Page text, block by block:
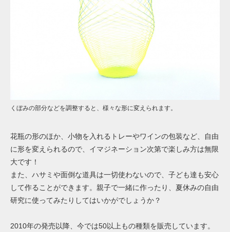
くぼみの部分などを調整すると、様々な形に変えられます。
花瓶の形のほか、小物を入れるトレーやワインの包装など、自由
に形を変えられるので、イマジネーション次第で楽しみ方は無限
大です！
また、ハサミや面倒な道具は一切使わないので、子ども達も安心
して作ることができます。親子で一緒に作ったり、夏休みの自由
研究に使ってみたりしてはいかがでしょうか？
2010年の発売以降、今では50以上もの種類を販売しています。